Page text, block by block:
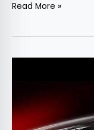
Read More »
crossover
concept